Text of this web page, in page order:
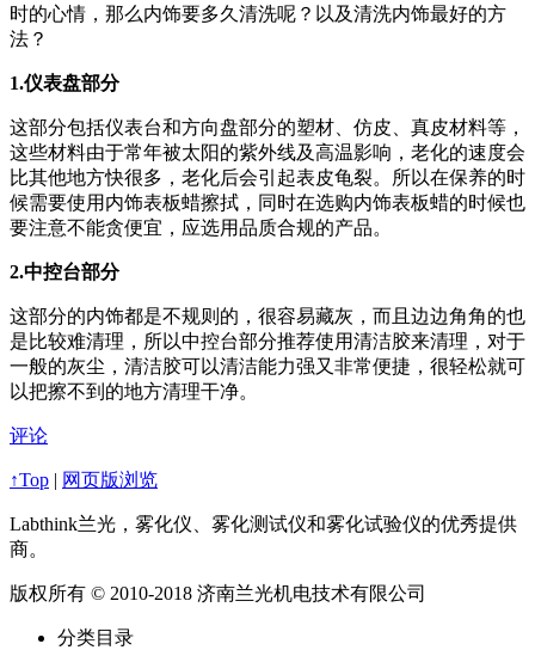
时的心情，那么内饰要多久清洗呢？以及清洗内饰最好的方
法？
1.仪表盘部分
这部分包括仪表台和方向盘部分的塑材、仿皮、真皮材料等，
这些材料由于常年被太阳的紫外线及高温影响，老化的速度会
比其他地方快很多，老化后会引起表皮龟裂。所以在保养的时
候需要使用内饰表板蜡擦拭，同时在选购内饰表板蜡的时候也
要注意不能贪便宜，应选用品质合规的产品。
2.中控台部分
这部分的内饰都是不规则的，很容易藏灰，而且边边角角的也
是比较难清理，所以中控台部分推荐使用清洁胶来清理，对于
一般的灰尘，清洁胶可以清洁能力强又非常便捷，很轻松就可
以把擦不到的地方清理干净。
评论
↑Top | 网页版浏览
Labthink兰光，雾化仪、雾化测试仪和雾化试验仪的优秀提供
商。
版权所有 © 2010-2018 济南兰光机电技术有限公司
分类目录